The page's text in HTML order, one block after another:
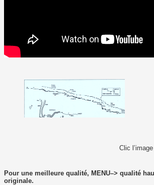
Clic
Pour une meilleure qualité, MENU–> qualité
originale.